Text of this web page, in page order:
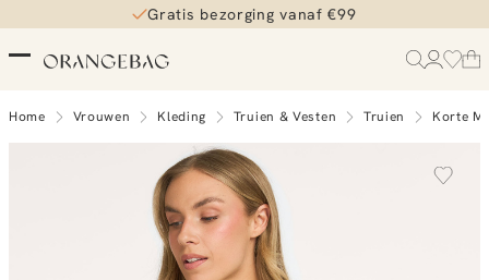
Gratis bezorging vanaf €99
Home Vrouwen Kleding Truien & Vesten Truien Korte